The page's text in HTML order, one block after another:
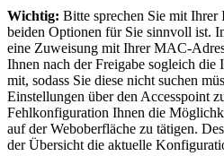
Wichtig: Bitte sprechen Sie mit
beiden Optionen für Sie sinnvoll ist.
eine Zuweisung mit Ihrer MAC-
Ihnen nach der Freigabe sogleich die
mit, sodass Sie diese nicht suchen
Einstellungen über den Accesspoint
Fehlkonfiguration Ihnen die
auf der Weboberfläche zu tätigen.
der Übersicht die aktuelle